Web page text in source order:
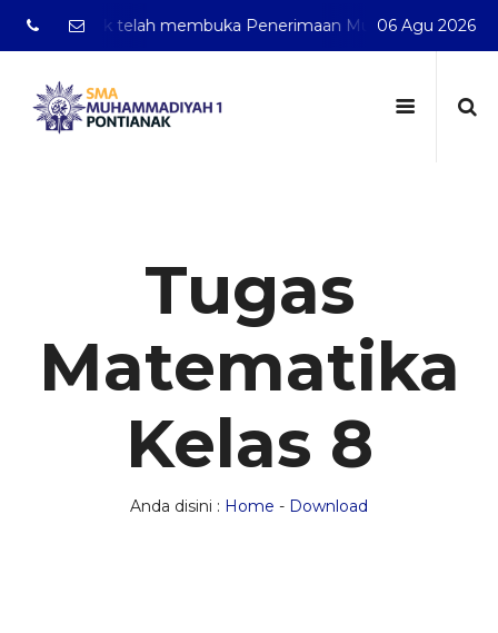
1 Pontianak telah membuka Penerimaan Murid Baru Tahun
06 Agu 2026
Tugas
Matematika
Kelas 8
Anda disini : Home - Download